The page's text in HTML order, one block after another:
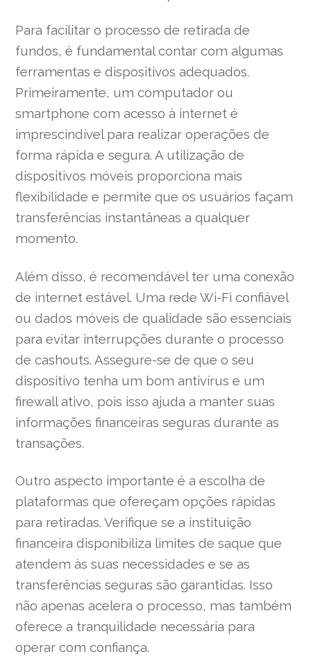
Para facilitar o processo de retirada de
fundos, é fundamental contar com algumas
ferramentas e dispositivos adequados.
Primeiramente, um computador ou
smartphone com acesso à internet é
imprescindível para realizar operações de
forma rápida e segura. A utilização de
dispositivos móveis proporciona mais
flexibilidade e permite que os usuários façam
transferências instantâneas a qualquer
momento.
Além disso, é recomendável ter uma conexão
de internet estável. Uma rede Wi-Fi confiável
ou dados móveis de qualidade são essenciais
para evitar interrupções durante o processo
de cashouts. Assegure-se de que o seu
dispositivo tenha um bom antivírus e um
firewall ativo, pois isso ajuda a manter suas
informações financeiras seguras durante as
transações.
Outro aspecto importante é a escolha de
plataformas que ofereçam opções rápidas
para retiradas. Verifique se a instituição
financeira disponibiliza limites de saque que
atendem às suas necessidades e se as
transferências seguras são garantidas. Isso
não apenas acelera o processo, mas também
oferece a tranquilidade necessária para
operar com confiança.